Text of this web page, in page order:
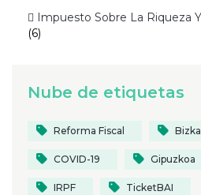
 Impuesto Sobre La Riqueza
(6)
Nube de etiquetas
Reforma Fiscal
COVID-19 Gipuzkoa
IRPF TicketBAI